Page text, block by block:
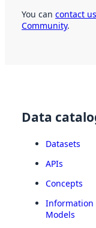
You can contact us
Community.
Data
Datasets
APIs
Concepts
Information
Models